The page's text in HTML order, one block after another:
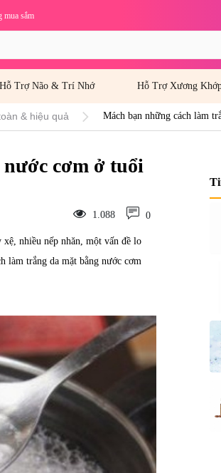
mua sắm
Hỗ Trợ Não & Trí Nhớ Hỗ Trợ Xương
& hiệu quả Mách bạn những cách làm
cơm ở tuổi
1.088 0
nhiều nếp nhăn, một vấn đề lo
làm trắng da mặt bằng nước cơm